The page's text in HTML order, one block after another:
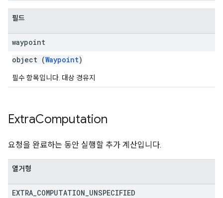
필드
waypoint
object (Waypoint)
필수 항목입니다. 대상 경유지
ExtraComputation
요청을 완료하는 동안 실행할 추가 계산입니다.
열거형
EXTRA COMPUTATION UNSPECIFIED